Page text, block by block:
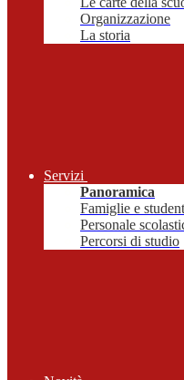
Organizzazione
La storia
Servizi
Panoramica
Famiglie e
Personale
Percorsi di studio